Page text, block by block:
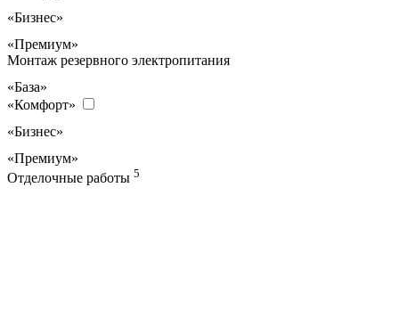
«Бизнес»
«Премиум»
Монтаж резервного электропитания
«База»
«Комфорт»
«Бизнес»
«Премиум»
Отделочные работы 5